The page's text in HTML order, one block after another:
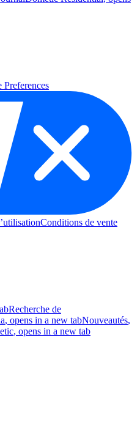
Preferences
Conditions de vente
Recherche de
, opens in a new tabNouveautés,
, opens in a new tab